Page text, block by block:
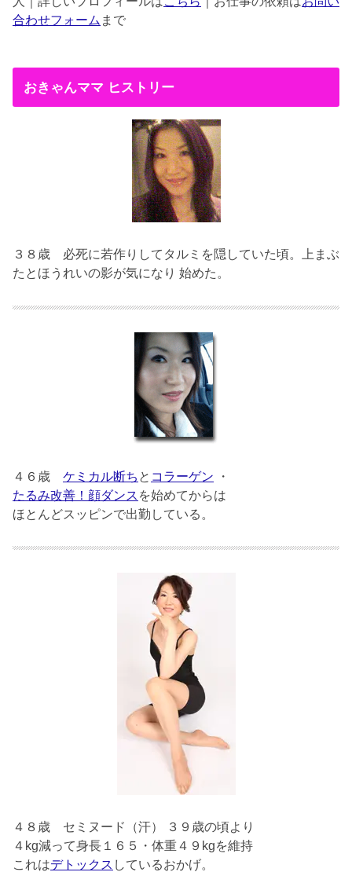
合わせフォーム まで
おきゃんママ ヒストリー
３８歳 必死に若作りしてタルミを隠していた頃。上まぶ
たとほうれいの影が気になり 始めた。
４６歳 ケミカル断ち と コラーゲン ・
たるみ改善！顔ダンス を始めてからは
ほとんどスッピンで出勤している。
４８歳 セミヌード（汗） ３９歳の頃より
４kg減って身長１６５・体重４９kgを維持
これはデトックス しているおかげ。